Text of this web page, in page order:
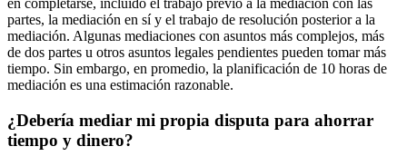
en completarse, incluido el trabajo previo a la mediación con las
partes, la mediación en sí y el trabajo de resolución posterior a la
mediación. Algunas mediaciones con asuntos más complejos, más
de dos partes u otros asuntos legales pendientes pueden tomar más
tiempo. Sin embargo, en promedio, la planificación de 10 horas de
mediación es una estimación razonable.
¿Debería mediar mi propia disputa para ahorrar
tiempo y dinero?